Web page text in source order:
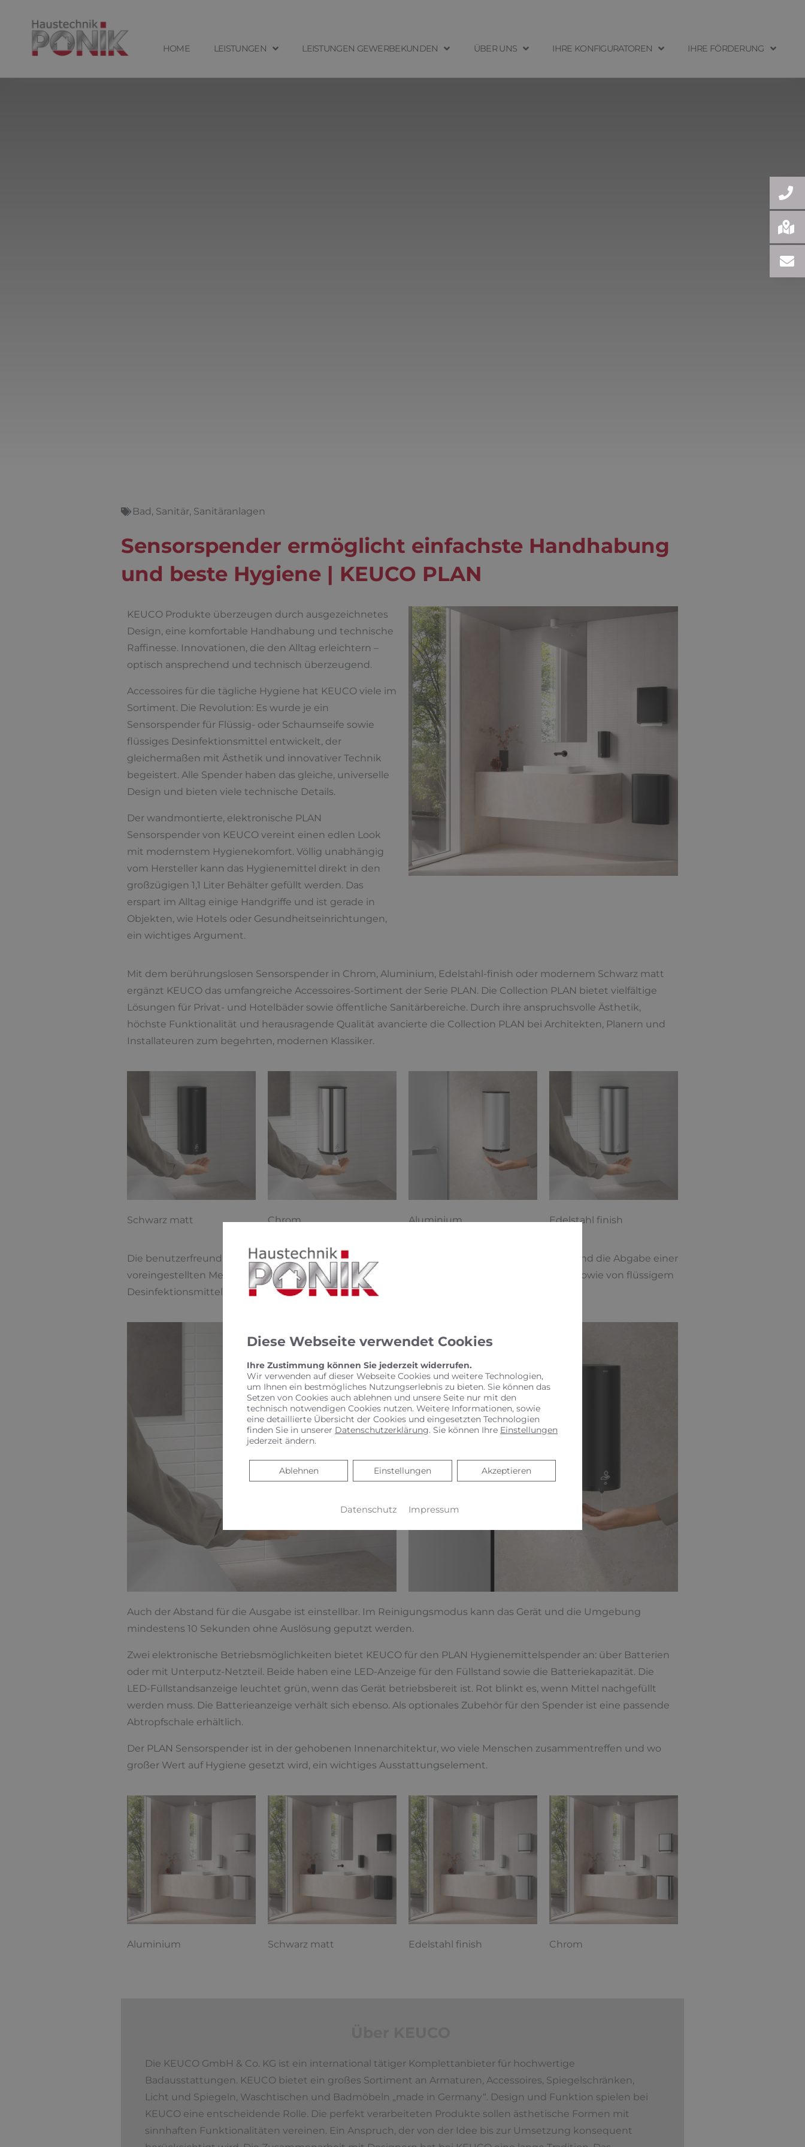
HOME LEISTUNGEN LEISTUNGEN GEWERBEKUNDEN ÜBER UNS IHRE KONFIGURATOREN IHRE FÖRDERUNG
Bad, Sanitär, Sanitäranlagen
Sensorspender ermöglicht einfachste Handhabung
und beste Hygiene | KEUCO PLAN
KEUCO Produkte überzeugen durch ausgezeichnetes
Design, eine komfortable Handhabung und technische
Raffinesse. Innovationen, die den Alltag erleichtern –
optisch ansprechend und technisch überzeugend.
Accessoires für die tägliche Hygiene hat KEUCO viele im
Sortiment. Die Revolution: Es wurde je ein
Sensorspender für Flüssig- oder Schaumseife sowie
flüssiges Desinfektionsmittel entwickelt, der
gleichermaßen mit Ästhetik und innovativer Technik
begeistert. Alle Spender haben das gleiche, universelle
Design und bieten viele technische Details.
Der wandmontierte, elektronische PLAN
Sensorspender von KEUCO vereint einen edlen Look
mit modernstem Hygienekomfort. Völlig unabhängig
vom Hersteller kann das Hygienemittel direkt in den
großzügigen 1,1 Liter Behälter gefüllt werden. Das
erspart im Alltag einige Handgriffe und ist gerade in
Objekten, wie Hotels oder Gesundheitseinrichtungen,
ein wichtiges Argument.
Mit dem berührungslosen Sensorspender in Chrom, Aluminium, Edelstahl-finish oder modernem Schwarz matt
ergänzt KEUCO das umfangreiche Accessoires-Sortiment der Serie PLAN. Die Collection PLAN bietet vielfältige
Lösungen für Privat- und Hotelbäder sowie öffentliche Sanitärbereiche. Durch ihre anspruchsvolle Ästhetik,
höchste Funktionalität und herausragende Qualität avancierte die Collection PLAN bei Architekten, Planern und
Installateuren zum begehrten, modernen Klassiker.
Schwarz matt Chrom Aluminium Edelstahl finish
Die benutzerfreundliche Bedienung erfolgt über einen Sensor, der bei darunter gehaltener Hand die Abgabe einer
voreingestellten Menge auslöst. Einstellbare Portionsmengen von Flüssig- oder Schaumseife sowie von flüssigem
Desinfektionsmittel gewährleisten einen sparsamen Verbrauch.
Auch der Abstand für die Ausgabe ist einstellbar. Im Reinigungsmodus kann das Gerät und die Umgebung
mindestens 10 Sekunden ohne Auslösung geputzt werden.
Zwei elektronische Betriebsmöglichkeiten bietet KEUCO für den PLAN Hygienemittelspender an: über Batterien
oder mit Unterputz-Netzteil. Beide haben eine LED-Anzeige für den Füllstand sowie die Batteriekapazität. Die
LED-Füllstandsanzeige leuchtet grün, wenn das Gerät betriebsbereit ist. Rot blinkt es, wenn Mittel nachgefüllt
werden muss. Die Batterieanzeige verhält sich ebenso. Als optionales Zubehör für den Spender ist eine passende
Abtropfschale erhältlich.
Der PLAN Sensorspender ist in der gehobenen Innenarchitektur, wo viele Menschen zusammentreffen und wo
großer Wert auf Hygiene gesetzt wird, ein wichtiges Ausstattungselement.
Aluminium Schwarz matt Edelstahl finish Chrom
Die KEUCO GmbH & Co. KG ist ein international tätiger Komplettanbieter für hochwertige
Badausstattungen. KEUCO bietet ein großes Sortiment an Armaturen, Accessoires, Spiegelschränken,
Licht und Spiegeln, Waschtischen und Badmöbeln „made in Germany“. Design und Funktion spielen bei
KEUCO eine entscheidende Rolle. Die perfekt verarbeiteten Produkte sollen ästhetische Formen mit
sinnhaften Funktionalitäten vereinen. Ein Anspruch, der von der Idee bis zur Umsetzung konsequent
Diese Webseite verwendet Cookies
Ihre Zustimmung können Sie jederzeit widerrufen.
Wir verwenden auf dieser Webseite Cookies und weitere Technologien,
um Ihnen ein bestmögliches Nutzungserlebnis zu bieten. Sie können das
Setzen von Cookies auch ablehnen und unsere Seite nur mit den
technisch notwendigen Cookies nutzen. Weitere Informationen, sowie
eine detaillierte Übersicht der Cookies und eingesetzten Technologien
finden Sie in unserer Datenschutzerklärung. Sie können Ihre Einstellungen
jederzeit ändern.
Akzeptieren
Einstellungen
Ablehnen
Ablehnen
Datenschutz Impressum